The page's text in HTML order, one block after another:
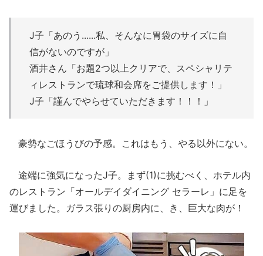
J子「あのう......私、そんなに胃袋のサイズに自
信がないのですが」
酒井さん「お題2つ以上クリアで、スペシャリテ
ィレストランで琉球和会席をご提供します！」
J子「謹んでやらせていただきます！！！」
豪勢なごほうびの予感。これはもう、やる以外にない。
途端に強気になったJ子。まず(1)に挑むべく、ホテル内
のレストラン「オールデイダイニング セラーレ」に足を
運びました。ガラス張りの厨房内に、き、巨大な肉が！